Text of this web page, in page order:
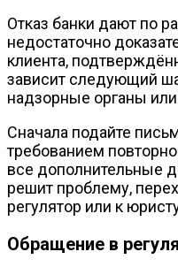
Отказ банки дают по
недостаточно
клиента,
зависит следующий
надзорные органы
Сначала подайте
требованием
все дополнительные
решит проблему,
регулятор или к
Обращение в